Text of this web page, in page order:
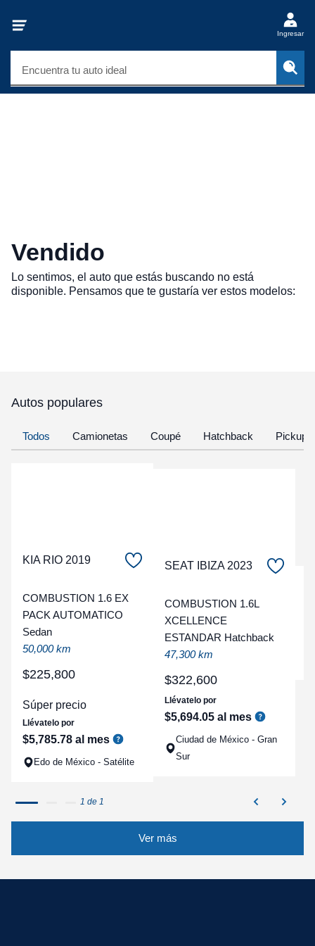
Ingresar
Encuentra tu auto ideal
Vendido
Lo sentimos, el auto que estás buscando no está
disponible. Pensamos que te gustaría ver estos modelos:
Autos populares
Todos Camionetas Coupé Hatchback Pickup
KIA RIO 2019
COMBUSTION 1.6 EX
PACK AUTOMATICO
Sedan
50,000 km
$225,800
Súper precio
Llévatelo por
$5,785.78 al mes
Edo de México - Satélite
SEAT IBIZA 2023
COMBUSTION 1.6L
XCELLENCE
ESTANDAR Hatchback
47,300 km
$322,600
Llévatelo por
$5,694.05 al mes
Ciudad de México - Gran
Sur
1 de 1
Ver más